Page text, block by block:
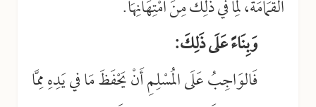
القُمَامَةُ، لِمَا في ذَلِكَ مِنَ امْتِهَانِهَا.
وَبِنَاءً عَلَى ذَلِكَ:
فَالوَاجِبُ عَلَى المُسْلِمِ أَنْ يَحْفَظَ مَا في يَدِهِ مِمَّا